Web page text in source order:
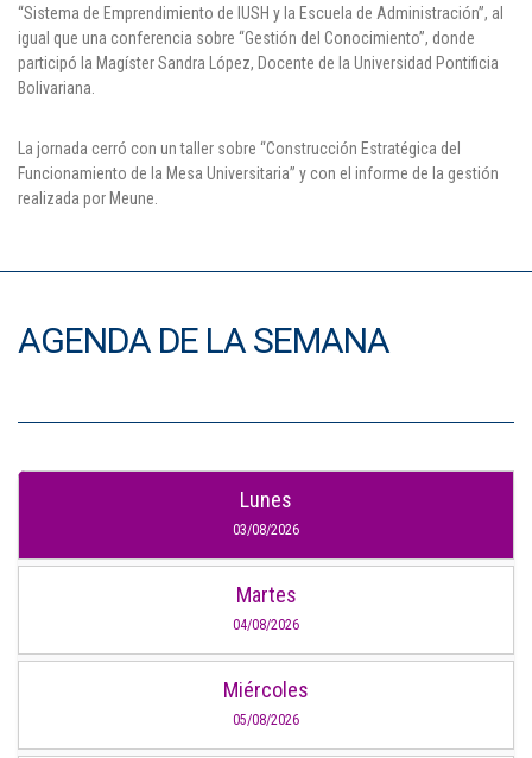
“Sistema de Emprendimiento de IUSH y la Escuela de Administración”, al
igual que una conferencia sobre “Gestión del Conocimiento”, donde
participó la Magíster Sandra López, Docente de la Universidad Pontificia
Bolivariana.
La jornada cerró con un taller sobre “Construcción Estratégica del
Funcionamiento de la Mesa Universitaria” y con el informe de la gestión
realizada por Meune.
AGENDA DE LA SEMANA
Lunes
03/08/2026
Martes
04/08/2026
Miércoles
05/08/2026
Comunícate con nosotros
Línea de Atención al Cliente
Campus Estadio: CR 70 # 52-49
Inscripciones permanentes